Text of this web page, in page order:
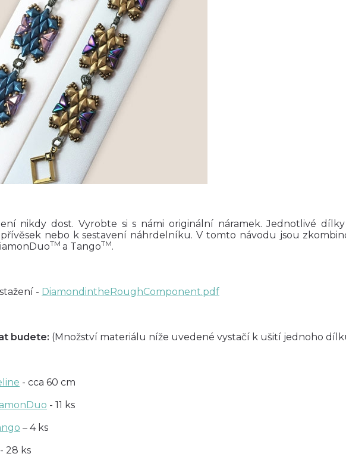
nikdy dost. Vyrobte si s námi originální náramek. Jednotlivé
přívěsek nebo k sestavení náhrdelníku. V tomto návodu jsou
TM a TangoTM.
- DiamondintheRoughComponent.pdf
budete: (Množství materiálu níže uvedené vystačí k ušití jednoho
- cca 60 cm
- 11 ks
– 4 ks
- 28 ks